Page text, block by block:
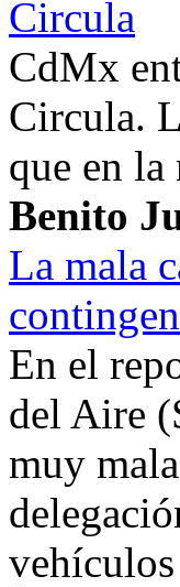
Circula
CdMx
Circula.
que en
Benito
La mala
En el
del Aire
muy